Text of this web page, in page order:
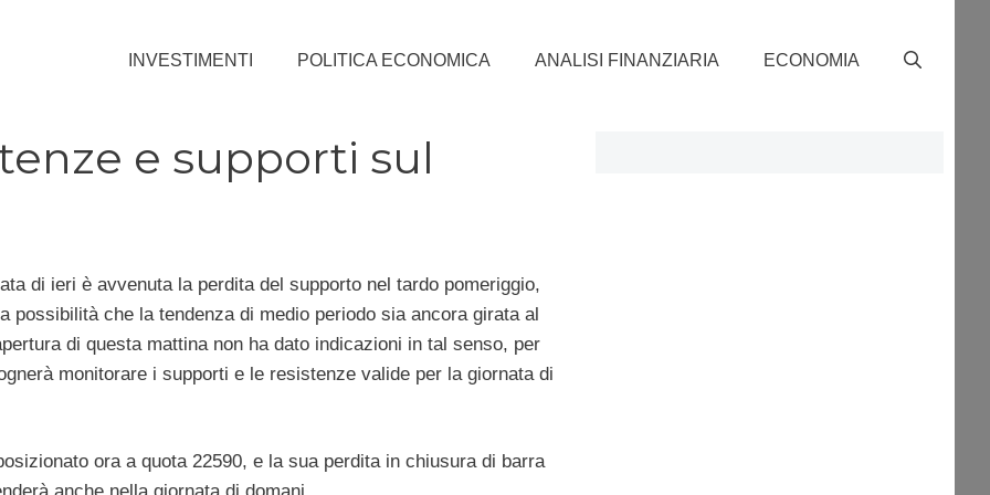
INVESTIMENTI POLITICA ECONOMICA ANALISI FINANZIARIA ECONOMIA
e supporti sul
di ieri è avvenuta la perdita del supporto nel tardo pomeriggio,
possibilità che la tendenza di medio periodo sia ancora girata al
di questa mattina non ha dato indicazioni in tal senso, per
monitorare i supporti e le resistenze valide per la giornata di
ora a quota 22590, e la sua perdita in chiusura di barra